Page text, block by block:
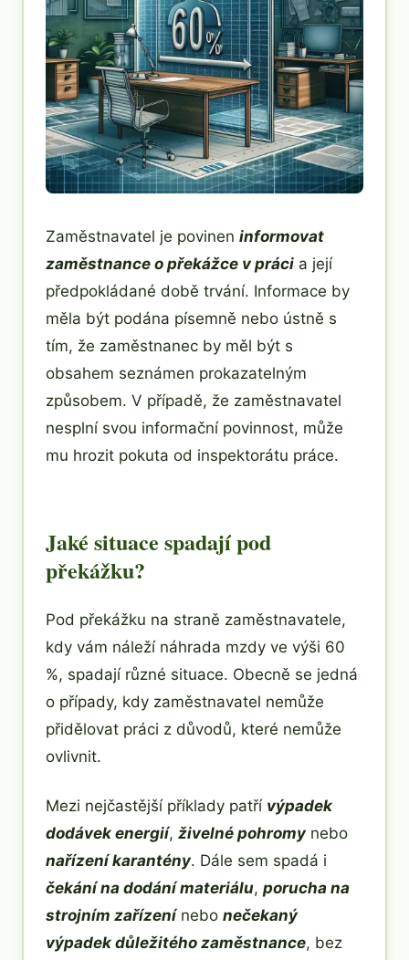
Zaměstnavatel je povinen informovat
zaměstnance o překážce v práci a její
předpokládané době trvání. Informace by
měla být podána písemně nebo ústně s
tím, že zaměstnanec by měl být s
obsahem seznámen prokazatelným
způsobem. V případě, že zaměstnavatel
nesplní svou informační povinnost, může
mu hrozit pokuta od inspektorátu práce.
Jaké situace spadají pod
překážku?
Pod překážku na straně zaměstnavatele,
kdy vám náleží náhrada mzdy ve výši 60
%, spadají různé situace. Obecně se jedná
o případy, kdy zaměstnavatel nemůže
přidělovat práci z důvodů, které nemůže
ovlivnit.
Mezi nejčastější příklady patří výpadek
dodávek energií, živelné pohromynebo
nařízení karantény. Dále sem spadá i
čekání na dodání materiálu, porucha na
strojním zařízenínebo nečekaný
výpadek důležitého zaměstnance, bez